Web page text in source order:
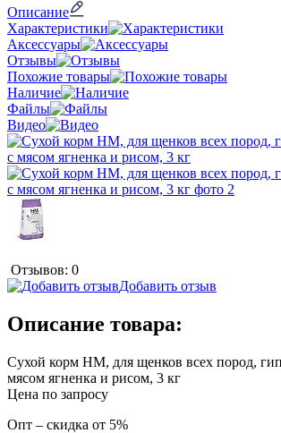
Описание
Характеристики
Аксессуары
Отзывы
Похожие товары
Наличие
Файлы
Видео
Отзывов: 0
Добавить отзыв
Описание товара:
Сухой корм НМ, для щенков всех пород,
мясом ягненка и рисом, 3 кг
Цена по запросу
Опт – скидка от 5%